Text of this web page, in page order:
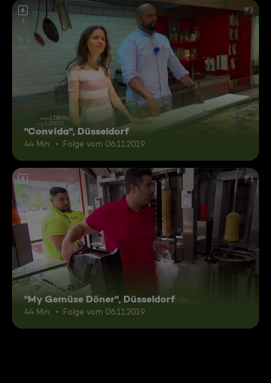
6
"Convida", Düsseldorf
44 Min. Folge vom 06.11.2019
6
"My Gemüse Döner", Düsseldorf
44 Min. Folge vom 06.11.2019